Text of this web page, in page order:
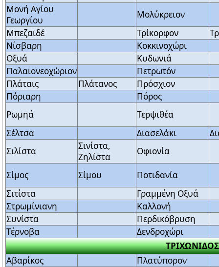
Μονή Αγίου
Γεωργίου
Μολύκρειον
Μπεζαϊδέ
Τρίκορφον
Νίσβαρη
Κοκκινοχώρι
Οξυά
Κυδωνιά
Παλαιονεοχώριον
Πετρωτόν
Πλάταις
Πλάτανος
Πρόσχιον
Πόριαρη
Πόρος
Ρωμηά
Τερψιθέα
Σέλτσα
Διασελάκι
Σιλίστα
Σινίστα,
Ζηλίστα
Οφιονία
Σίμος Σίμου
Ποτιδανία
Σιτίστα
Γραμμένη Οξυά
Στρωμίνιανη
Καλλονή
Συνίστα
Περδικόβρυση
Τέρνοβα
Δενδροχώρι
ΤΡΙΧΩΝΙΔΟΣ
Αβαρίκος
Πλατύπορον